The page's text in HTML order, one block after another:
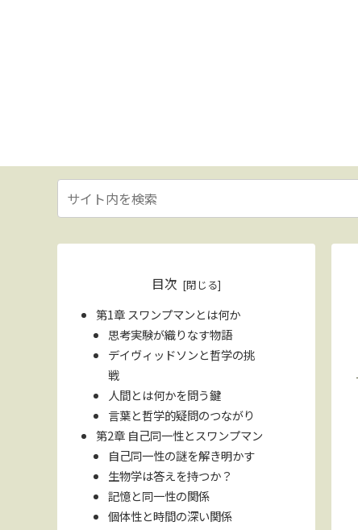
目次
第1章 スワンプマンとは何か
思考実験が織りなす物語
デイヴィッドソンと哲学の挑
戦
人間とは何かを問う鍵
言葉と哲学的疑問のつながり
第2章 自己同一性とスワンプマン
自己同一性の謎を解き明かす
生物学は答えを持つか？
記憶と同一性の関係
個体性と時間の深い関係